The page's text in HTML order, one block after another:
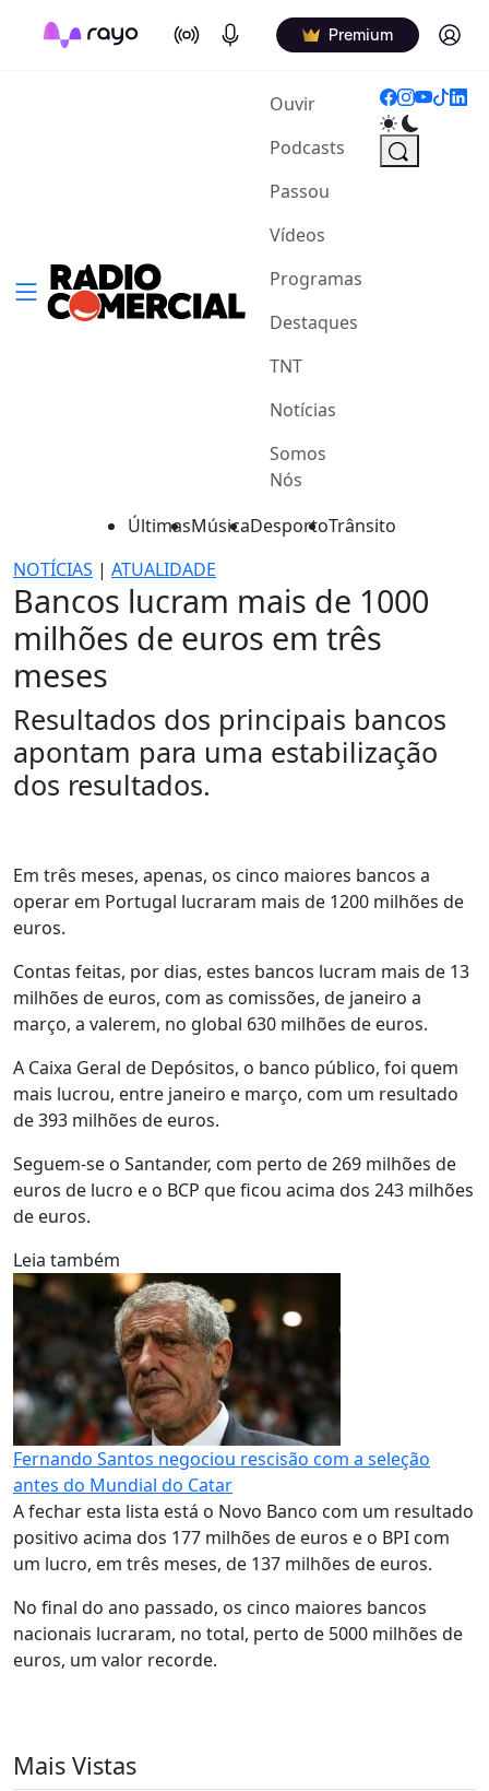
On Air Podcasts Premium Log in
Ouvir(current)
Podcasts
Passou
Vídeos
Programas
Destaques
TNT
Notícias
Somos
Nós
ÚltimasMúsicaDesportoTrânsito
NOTÍCIAS | ATUALIDADE
Bancos lucram mais de 1000
milhões de euros em três
meses
Resultados dos principais bancos
apontam para uma estabilização
dos resultados.
Em três meses, apenas, os cinco maiores bancos a
operar em Portugal lucraram mais de 1200 milhões de
euros.
Contas feitas, por dias, estes bancos lucram mais de 13
milhões de euros, com as comissões, de janeiro a
março, a valerem, no global 630 milhões de euros.
A Caixa Geral de Depósitos, o banco público, foi quem
mais lucrou, entre janeiro e março, com um resultado
de 393 milhões de euros.
Seguem-se o Santander, com perto de 269 milhões de
euros de lucro e o BCP que ficou acima dos 243 milhões
de euros.
Leia também
Fernando Santos negociou rescisão com a seleção
antes do Mundial do Catar
A fechar esta lista está o Novo Banco com um resultado
positivo acima dos 177 milhões de euros e o BPI com
um lucro, em três meses, de 137 milhões de euros.
No final do ano passado, os cinco maiores bancos
nacionais lucraram, no total, perto de 5000 milhões de
euros, um valor recorde.
Mais Vistas